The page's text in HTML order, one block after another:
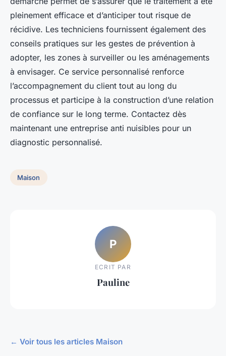
pleinement efficace et d’anticiper tout risque de
récidive. Les techniciens fournissent également des
conseils pratiques sur les gestes de prévention à
adopter, les zones à surveiller ou les aménagements
à envisager. Ce service personnalisé renforce
l’accompagnement du client tout au long du
processus et participe à la construction d’une relation
de confiance sur le long terme. Contactez dès
maintenant une entreprise anti nuisibles pour un
diagnostic personnalisé.
Maison
P
ECRIT PAR
Pauline
← Voir tous les articles Maison